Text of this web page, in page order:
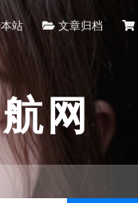
站 文章归档
网